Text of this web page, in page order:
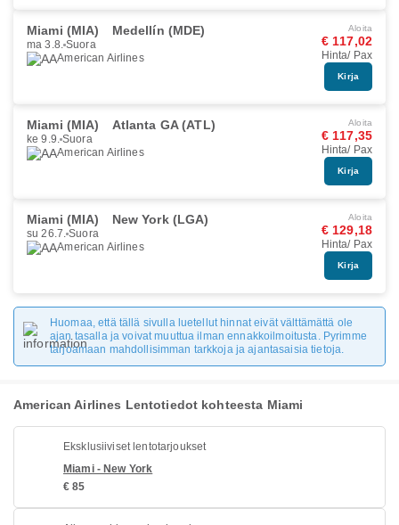
Miami (MIA) Medellín (MDE)
ma 3.8. Suora
American Airlines
Aloita
€ 117,02
Hinta/ Pax
Kirja
Miami (MIA) Atlanta GA (ATL)
ke 9.9. Suora
American Airlines
Aloita
€ 117,35
Hinta/ Pax
Kirja
Miami (MIA) New York (LGA)
su 26.7. Suora
American Airlines
Aloita
€ 129,18
Hinta/ Pax
Kirja
Huomaa, että tällä sivulla luetellut hinnat eivät välttämättä ole
ajan tasalla ja voivat muuttua ilman ennakkoilmoitusta. Pyrimme
tarjoamaan mahdollisimman tarkkoja ja ajantasaisia tietoja.
American Airlines Lentotiedot kohteesta Miami
Eksklusiiviset lentotarjoukset
Miami - New York
€ 85